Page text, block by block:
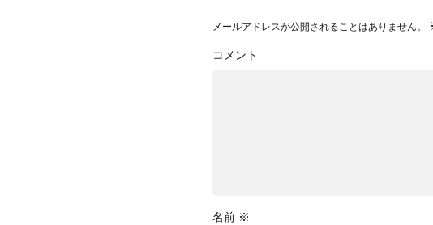
メールアドレスが公開されることはありません。
コメント
名前 ※